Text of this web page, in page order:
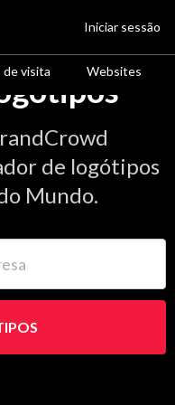
visita Websites
Iniciar sessão
de logótipos
Mundo.